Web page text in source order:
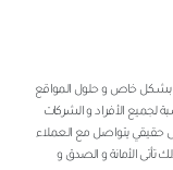
بشكل خاص و حلول المواقع
الأفراد و الشركات
حقيقي يتواصل مع العملاء
الأمانة و الصدق و